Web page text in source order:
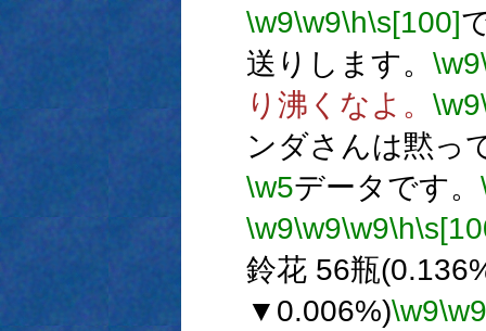
\w9\w9\h\s[100]
送りします。 \w9
り沸くなよ。 \w9
ンダさんは黙っ
\w5データです。
\w9\w9\w9\h
鈴花 56瓶
▼0.006%)\w9\w9